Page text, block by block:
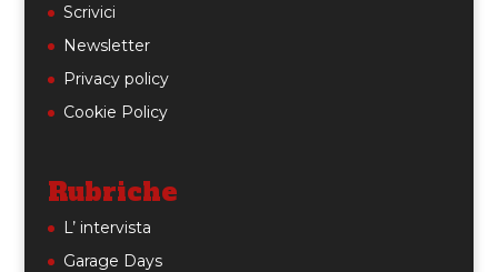
Scrivici
Newsletter
Privacy policy
Cookie Policy
Rubriche
L’ intervista
Garage Days